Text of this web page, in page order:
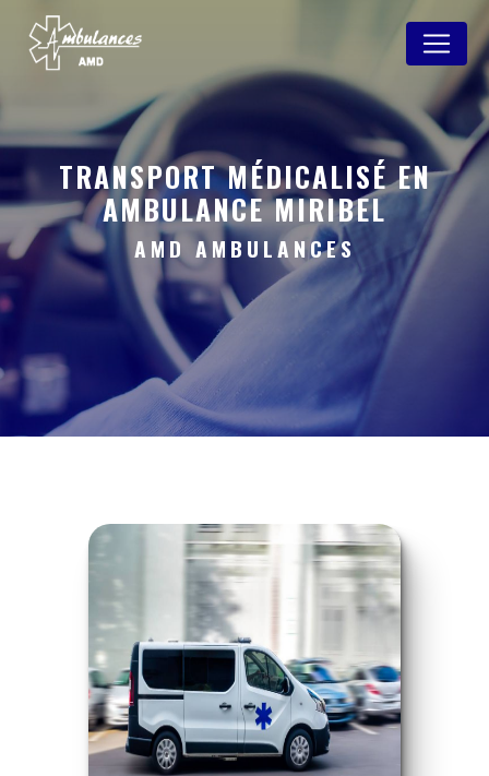
TRANSPORT MÉDICALISÉ EN
AMBULANCE MIRIBEL
AMD AMBULANCES
Panneau de gestion des cookies